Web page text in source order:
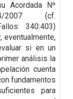
Acordada Nº
2007 (cf.
340:403)
eventualmente,
si en un
análisis la
cuenta
fundamentos
para